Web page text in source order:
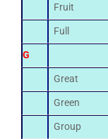
Fruit
Full
G
Great
Green
Group